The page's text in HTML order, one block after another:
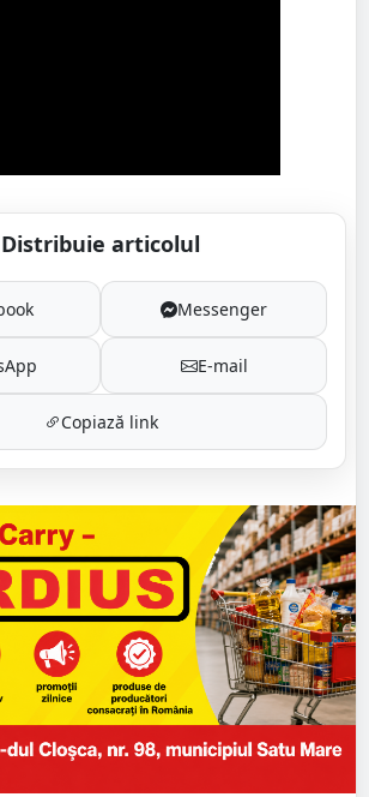
Distribuie articolul
Messenger
E-mail
Copiază link